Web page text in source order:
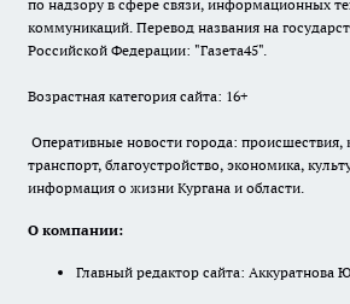
по надзору в сфере связи, информационных
коммуникаций. Перевод названия на
Российской Федерации: "Газета45".
Возрастная категория сайта: 16+
Оперативные новости города:
транспорт, благоустройство, экономика,
информация о жизни Кургана и области.
О компании:
Главный редактор сайта: Аккуратнова